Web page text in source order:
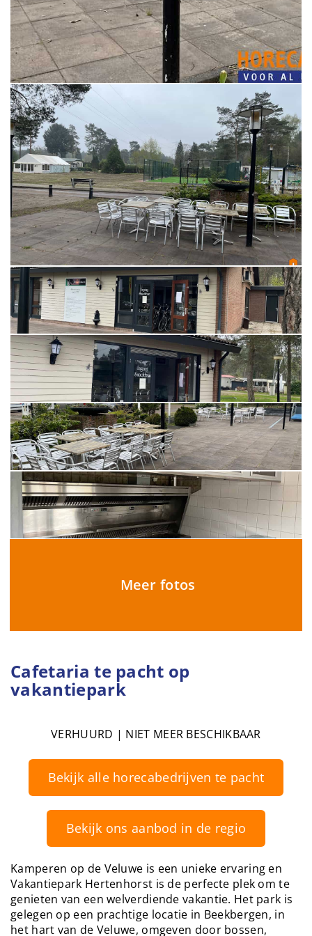
Meer fotos
Cafetaria te pacht op
vakantiepark
VERHUURD | NIET MEER BESCHIKBAAR
Bekijk alle horecabedrijven te pacht
Bekijk ons aanbod in de regio
Kamperen op de Veluwe is een unieke ervaring en
Vakantiepark Hertenhorst is de perfecte plek om te
genieten van een welverdiende vakantie. Het park is
gelegen op een prachtige locatie in Beekbergen, in
het hart van de Veluwe, omgeven door bossen,